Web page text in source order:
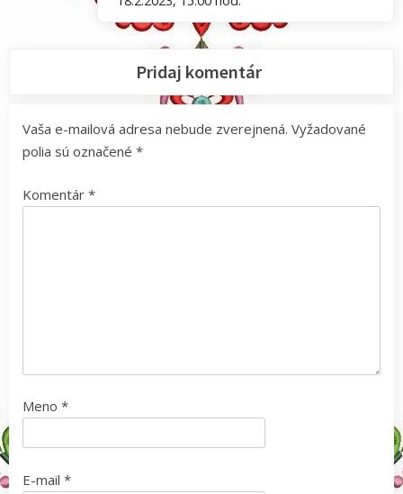
Post:
Pridaj komentár
Vaša e-mailová adresa nebude zverejnená. Vyžadované
polia sú označené *
Komentár *
Meno *
E-mail *